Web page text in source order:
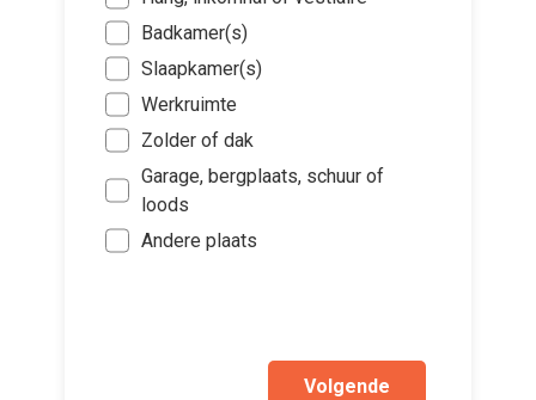
Badkamer(s)
Slaapkamer(s)
Werkruimte
Zolder of dak
Garage, bergplaats, schuur of
loods
Andere plaats
Volgende